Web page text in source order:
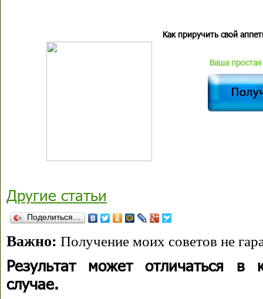
Как приручить свой
Ваша
Другие статьи
Поделиться…
Важно: Получение моих советов не
Результат может отличаться в
случае.